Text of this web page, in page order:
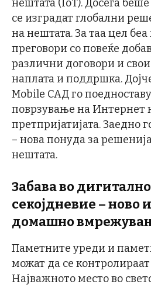
нештата (IoT). Досега
се изградат глобални
на нештата. За таа цел
преговори со повеќе
различни договори и
наплата и поддршка.
Mobile САД го
поврзување на Интернет
претпријатијата. Заедно
– нова понуда за
нештата.
Забава во
секојдневие – ново
домашно
Паметните уреди и
можат да се
Најважното место во